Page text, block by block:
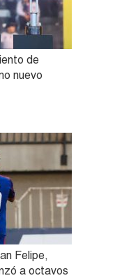
de
nuevo
Felipe,
a octavos